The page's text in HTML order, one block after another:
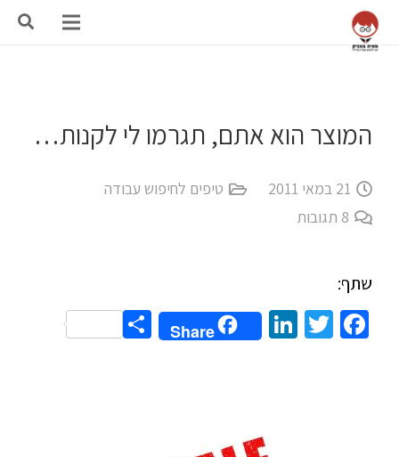
המוצר הוא אתם, תגרמו לי לקנות…
21 במאי 2011
טיפים לחיפוש עבודה
8 תגובות
שתף:
Facebook
Twitter
LinkedIn
Share
Share